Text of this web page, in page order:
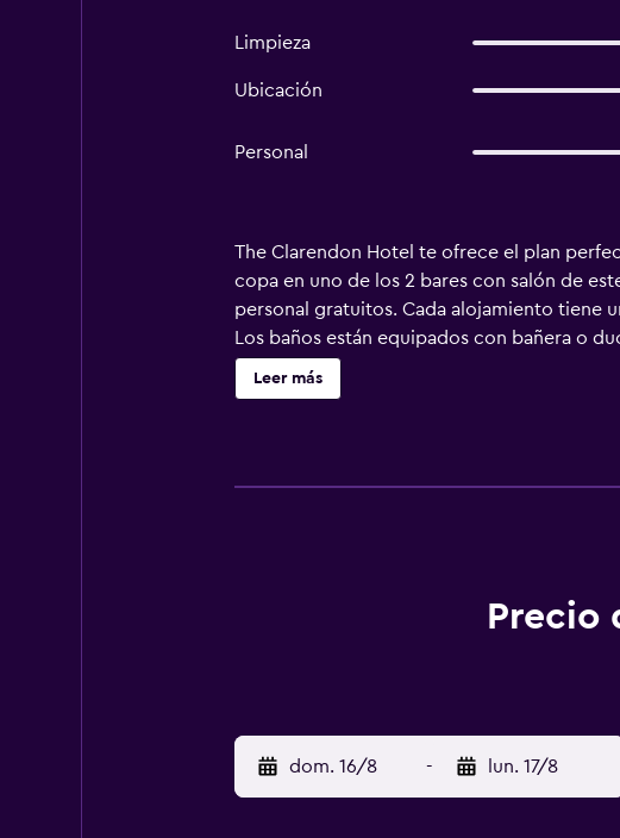
Limpieza
Ubicación
Personal
The Clarendon Hotel te ofrece el plan
copa en uno de los 2 bares con salón de
personal gratuitos. Cada alojamiento tiene
Los baños están equipados con bañera o
servicio de limpieza todos los días. Se
instalaciones o cerca del alojamiento (es
Leer más
Precio
dom. 16/8 - lun. 17/8